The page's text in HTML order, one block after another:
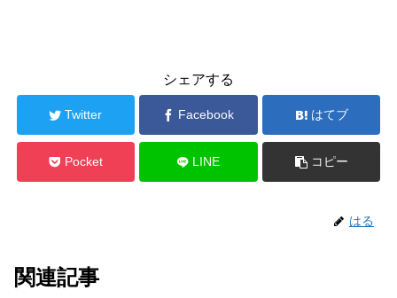
シェアする
Twitter Facebook はてブ
Pocket LINE コピー
はる
関連記事